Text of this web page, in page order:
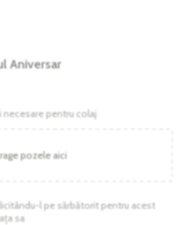
Aniversar
necesare pentru colaj
pozele aici
l pe sărbătorit pentru acest
sa